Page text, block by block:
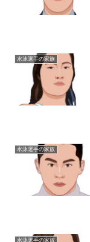
水泳選手の家族
水泳選手の家族
水泳選手の家族